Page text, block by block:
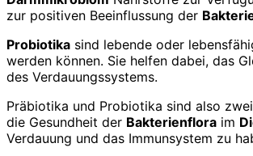
zur positiven Beeinflussung der
Probiotika sind lebende oder
werden können. Sie helfen dabei, das
des Verdauungssystems.
Präbiotika und Probiotika sind also
die Gesundheit der Bakterienflora im
Verdauung und das Immunsystem zu